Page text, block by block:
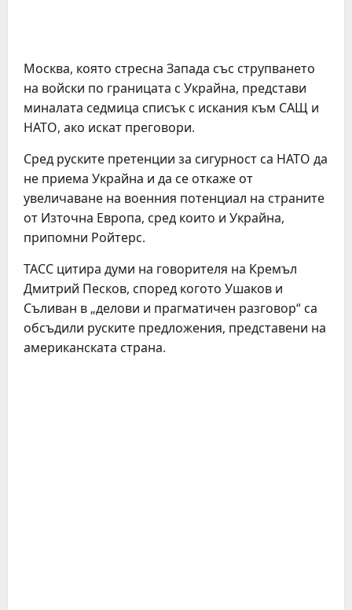
Москва, която стресна Запада със струпването
на войски по границата с Украйна, представи
миналата седмица списък с искания към САЩ и
НАТО, ако искат преговори.
Сред руските претенции за сигурност са НАТО да
не приема Украйна и да се откаже от
увеличаване на военния потенциал на страните
от Източна Европа, сред които и Украйна,
припомни Ройтерс.
ТАСС цитира думи на говорителя на Кремъл
Дмитрий Песков, според когото Ушаков и
Съливан в „делови и прагматичен разговор“ са
обсъдили руските предложения, представени на
американската страна.